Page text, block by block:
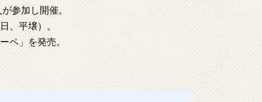
参加し開催。
、平壌）。
ペ」を発売。